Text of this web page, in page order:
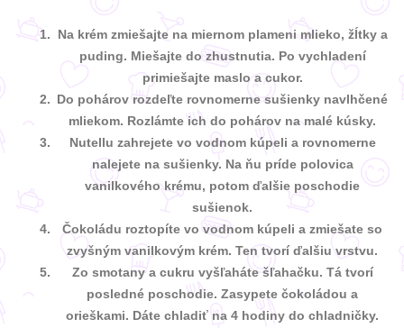
Na krém zmiešajte na miernom plameni mlieko, žĺtky a
puding. Miešajte do zhustnutia. Po vychladení
primiešajte maslo a cukor.
Do pohárov rozdeľte rovnomerne sušienky navlhčené
mliekom. Rozlámte ich do pohárov na malé kúsky.
Nutellu zahrejete vo vodnom kúpeli a rovnomerne
nalejete na sušienky. Na ňu príde polovica
vanilkového krému, potom ďalšie poschodie
sušienok.
Čokoládu roztopíte vo vodnom kúpeli a zmiešate so
zvyšným vanilkovým krém. Ten tvorí ďalšiu vrstvu.
Zo smotany a cukru vyšľaháte šľahačku. Tá tvorí
posledné poschodie. Zasypete čokoládou a
orieškami. Dáte chladiť na 4 hodiny do chladničky.